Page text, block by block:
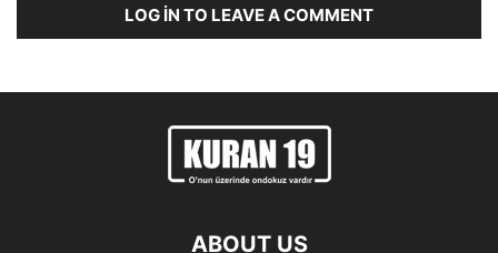
LOG IN TO LEAVE A COMMENT
ABOUT US